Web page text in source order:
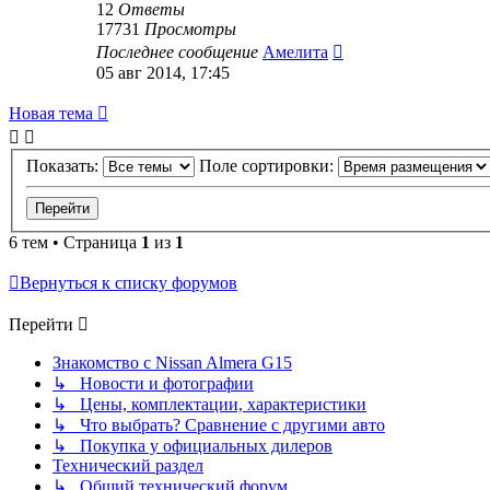
12 Ответы
17731 Просмотры
Последнее сообщение Амелита
05 авг 2014, 17:45
Новая тема
Показать: Поле сортировки:
6 тем • Страница 1 из 1
Вернуться к списку форумов
Перейти
Знакомство с Nissan Almera G15
↳ Новости и фотографии
↳ Цены, комплектации, характеристики
↳ Что выбрать? Сравнение с другими авто
↳ Покупка у официальных дилеров
Технический раздел